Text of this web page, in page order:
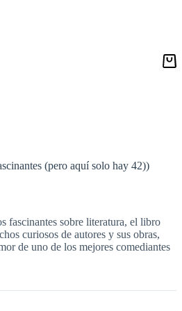
Carro
(pero aquí solo hay 42))
fascinantes sobre literatura, el libro
curiosos de autores y sus obras,
de uno de los mejores comediantes